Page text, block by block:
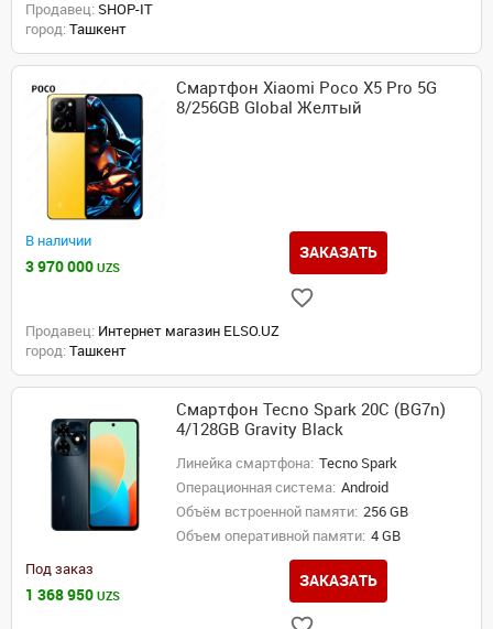
Продавец: SHOP-IT
город: Ташкент
Смартфон Xiaomi Poco X5 Pro 5G
8/256GB Global Желтый
В наличии
3 970 000 UZS
ЗАКАЗАТЬ
Продавец: Интернет магазин ELSO.UZ
город: Ташкент
Смартфон Tecno Spark 20C (BG7n)
4/128GB Gravity Black
Линейка смартфона: Tecno Spark
Операционная система: Android
Объём встроенной памяти: 256 GB
Объем оперативной памяти: 4 GB
Под заказ
1 368 950 UZS
ЗАКАЗАТЬ